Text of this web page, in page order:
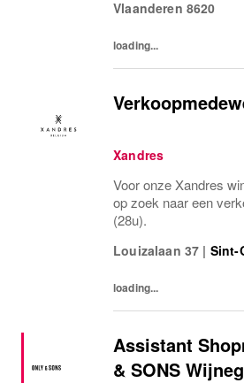
Vlaanderen 8620
loading...
Xandres
Voor onze Xandres
op zoek naar een
(28u).
Louizalaan 37 | Sint-
loading...
Assistant
& SONS